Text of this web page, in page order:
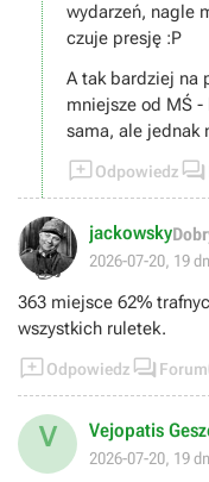
wydarzeń, nagle
czuje presję :P
A tak bardziej na
mniejsze od MŚ
sama, ale jednak
Odpowiedz 
👍
jackowsky
2026-07-20, 19
363 miejsce 62%
wszystkich ruletek.
Odpowiedz  Forum
V Vejopatis
2026-07-20, 19